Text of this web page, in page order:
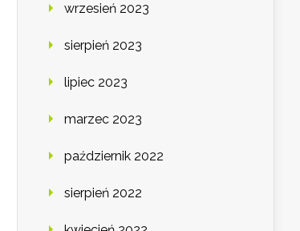
wrzesień 2023
sierpień 2023
lipiec 2023
marzec 2023
październik 2022
sierpień 2022